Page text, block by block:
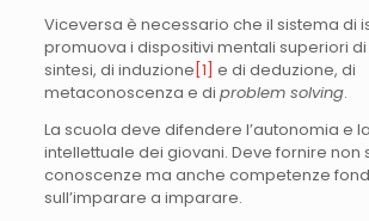
Viceversa è necessario che il sistema di
promuova i dispositivi mentali superiori
sintesi, di induzione [1] e di deduzione, di
metaconoscenza e di problem solving.
La scuola deve difendere l’autonomia e
intellettuale dei giovani. Deve fornire non
conoscenze ma anche competenze
sull’imparare a imparare.